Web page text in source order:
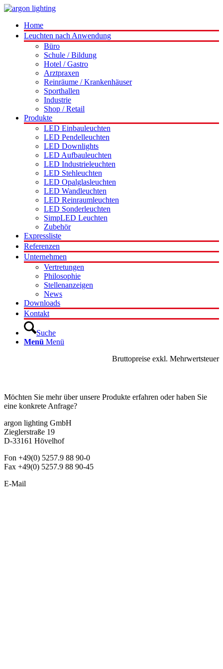
Home
Leuchten nach Anwendung
Büro
Schule / Bildung
Hotel / Gastro
Arztpraxen
Reinräume / Krankenhäuser
Sporthallen
Industrie
Shop / Retail
Produkte
LED Einbauleuchten
LED Pendelleuchten
LED Downlights
LED Aufbauleuchten
LED Industrieleuchten
LED Stehleuchten
LED Opalglasleuchten
LED Wandleuchten
LED Reinraumleuchten
LED Sonderleuchten
SimpLED Leuchten
Zubehör
Expressliste
Referenzen
Unternehmen
Vertretungen
Philosophie
Stellenanzeigen
News
Downloads
Kontakt
Suche
Menü Menü
Bruttopreise exkl. Mehrwertsteuer
Möchten Sie mehr über unsere Produkte erfahren oder haben Sie
eine konkrete Anfrage?
argon lighting GmbH
Zieglerstraße 19
D-33161 Hövelhof
Fon +49(0) 5257.9 88 90-0
Fax +49(0) 5257.9 88 90-45
E-Mail